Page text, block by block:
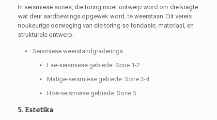
In seismiese sones, die toring moet ontwerp word om die kragte
wat deur aardbewings opgewek word, te weerstaan. Dit vereis
noukeurige oorweging van die toring se fondasie, materiaal, en
strukturele ontwerp.
Seismiese weerstandgraderings:
Lae-seismiese gebiede: Sone 1-2
Matige-seismiese gebiede: Sone 3-4
Hoë-seismiese gebiede: Sone 5
5. Estetika